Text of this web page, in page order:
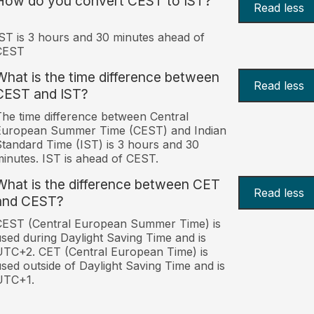
Read less
is 3 hours and 30 minutes ahead of
is the time difference between
and IST?
Read less
time difference between Central
Summer Time (CEST) and Indian
Time (IST) is 3 hours and 30
IST is ahead of CEST.
is the difference between CET
CEST?
Read less
(Central European Summer Time) is
during Daylight Saving Time and is
CET (Central European Time) is
outside of Daylight Saving Time and is